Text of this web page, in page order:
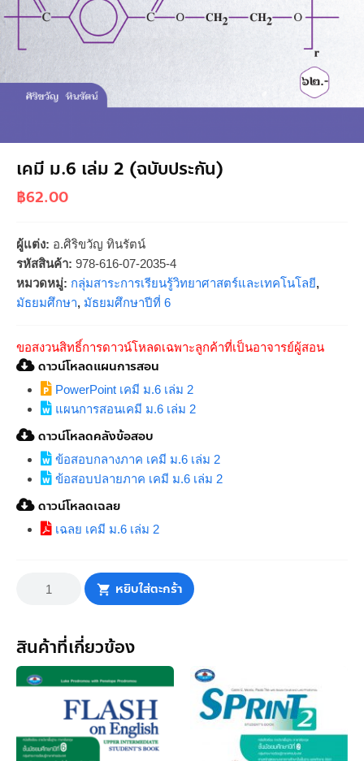
เคมี ม.6 เล่ม 2 (ฉบับประกัน)
฿62.00
ผู้แต่ง: อ.ศิริขวัญ ทินรัตน์
รหัสสินค้า: 978-616-07-2035-4
หมวดหมู่: กลุ่มสาระการเรียนรู้วิทยาศาสตร์และเทคโนโลยี,
มัธยมศึกษา, มัธยมศึกษาปีที่ 6
ขอสงวนสิทธิ์การดาวน์โหลดเฉพาะลูกค้าที่เป็นอาจารย์ผู้สอน
ดาวน์โหลดแผนการสอน
PowerPoint เคมี ม.6 เล่ม 2
แผนการสอนเคมี ม.6 เล่ม 2
ดาวน์โหลดคลังข้อสอบ
ข้อสอบกลางภาค เคมี ม.6 เล่ม 2
ข้อสอบปลายภาค เคมี ม.6 เล่ม 2
ดาวน์โหลดเฉลย
เฉลย เคมี ม.6 เล่ม 2
ประกัน)
ชิ้น
หยิบใส่ตะกร้า
สินค้าที่เกี่ยวข้อง